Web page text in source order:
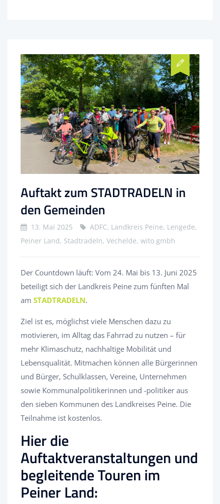
Auftakt zum STADTRADELN in
den Gemeinden
13. Mai 2025
ADFC, Landkreis Peine, Lengede,
Peiner Land, Stadtradeln, Vechelde, wito gmbh
Der Countdown läuft: Vom 24. Mai bis 13. Juni 2025
beteiligt sich der Landkreis Peine zum fünften Mal
am STADTRADELN.
Ziel ist es, möglichst viele Menschen dazu zu
motivieren, im Alltag das Fahrrad zu nutzen – für
mehr Klimaschutz, nachhaltige Mobilität und
Lebensqualität. Mitmachen können alle Bürgerinnen
und Bürger, Schulklassen, Vereine, Unternehmen
sowie Kommunalpolitikerinnen und -politiker aus
den sieben Kommunen des Landkreises Peine. Die
Teilnahme ist kostenlos.
Hier die
Auftaktveranstaltungen und
begleitende Touren im
Peiner Land: